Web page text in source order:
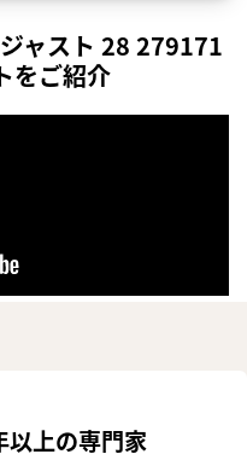
ャスト 28 279171
をご紹介
以上の専門家